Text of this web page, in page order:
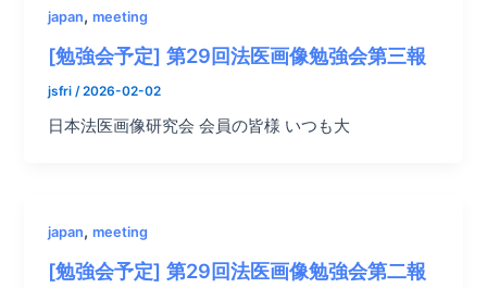
japan,meeting
[勉強会予定] 第29回法医画像勉強会第三報
jsfri /2026-02-02
日本法医画像研究会 会員の皆様 いつも大
japan,meeting
[勉強会予定] 第29回法医画像勉強会第二報